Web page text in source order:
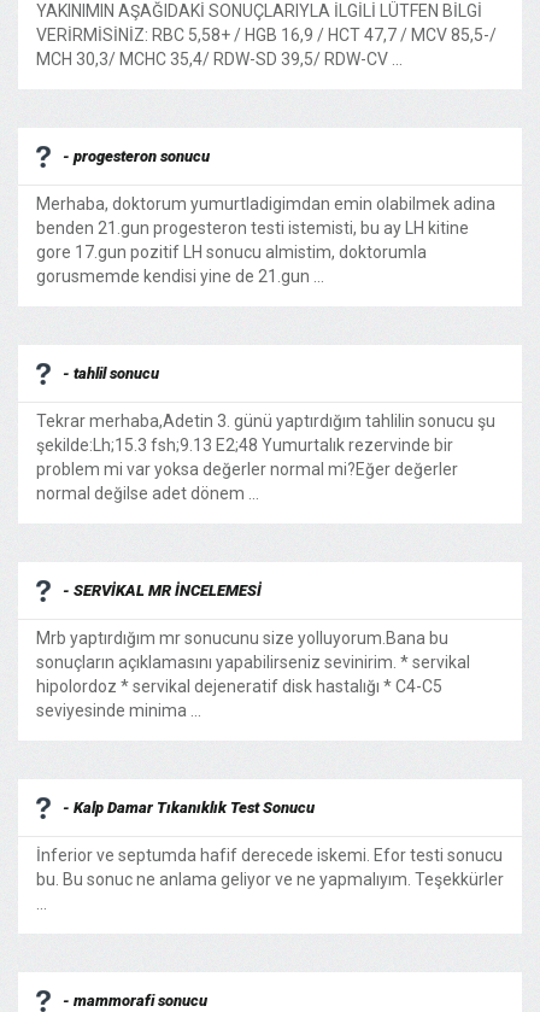
YAKINIMIN AŞAĞIDAKİ SONUÇLARIYLA İLGİLİ LÜTFEN BİLGİ
VERİRMİSİNİZ: RBC 5,58+ / HGB 16,9 / HCT 47,7 / MCV 85,5-/
MCH 30,3/ MCHC 35,4/ RDW-SD 39,5/ RDW-CV ...
- progesteron sonucu
Merhaba, doktorum yumurtladigimdan emin olabilmek adina
benden 21.gun progesteron testi istemisti, bu ay LH kitine
gore 17.gun pozitif LH sonucu almistim, doktorumla
gorusmemde kendisi yine de 21.gun ...
- tahlil sonucu
Tekrar merhaba,Adetin 3. günü yaptırdığım tahlilin sonucu şu
şekilde:Lh;15.3 fsh;9.13 E2;48 Yumurtalık rezervinde bir
problem mi var yoksa değerler normal mi?Eğer değerler
normal değilse adet dönem ...
- SERVİKAL MR İNCELEMESİ
Mrb yaptırdığım mr sonucunu size yolluyorum.Bana bu
sonuçların açıklamasını yapabilirseniz sevinirim. * servikal
hipolordoz * servikal dejeneratif disk hastalığı * C4-C5
seviyesinde minima ...
- Kalp Damar Tıkanıklık Test Sonucu
İnferior ve septumda hafif derecede iskemi. Efor testi sonucu
bu. Bu sonuc ne anlama geliyor ve ne yapmalıyım. Teşekkürler
- mammorafi sonucu